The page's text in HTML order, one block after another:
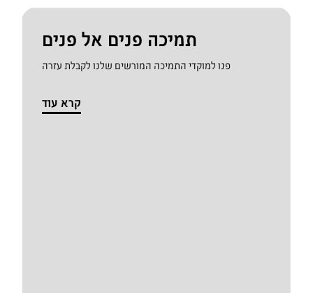
תמיכה פנים אל פנים
פנו למוקדי התמיכה המורשים שלנו לקבלת עזרה
קרא עוד